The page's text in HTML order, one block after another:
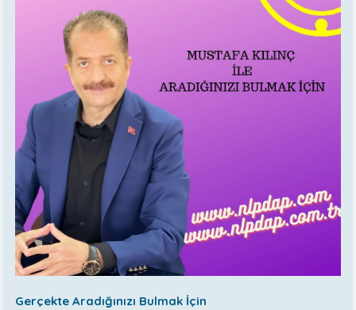
Gerçekte Aradığınızı Bulmak İçin